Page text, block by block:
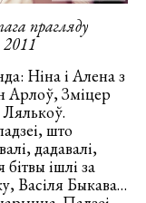
прагляду
Ніна і Алена з
Арлоў, Зміцер
Лялькоў.
што
дадавалі,
ішлі за
Васіля Быкава…